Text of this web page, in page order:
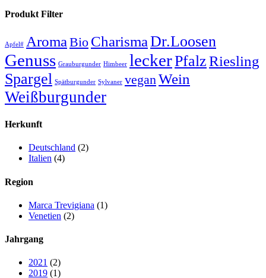
Produkt Filter
Apfel# Aroma Bio CharismaDr.Loosen
Genuss Grauburgunder Himbeer leckerPfalzRiesling
Spargel Spätburgunder Sylvaner vegan Wein
Weißburgunder
Herkunft
Deutschland (2)
Italien (4)
Region
Marca Trevigiana (1)
Venetien (2)
Jahrgang
2021 (2)
2019 (1)